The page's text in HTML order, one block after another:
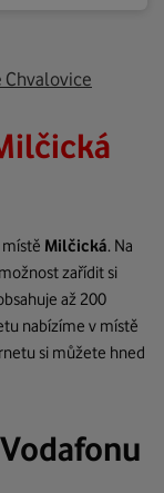
Chvalovice
místě Milčická. Na
zařídit si
až 200
nabízíme v místě
si můžete hned